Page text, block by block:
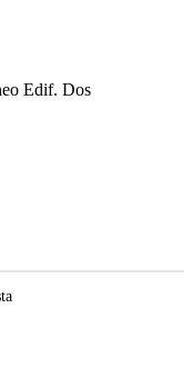
Edif. Dos